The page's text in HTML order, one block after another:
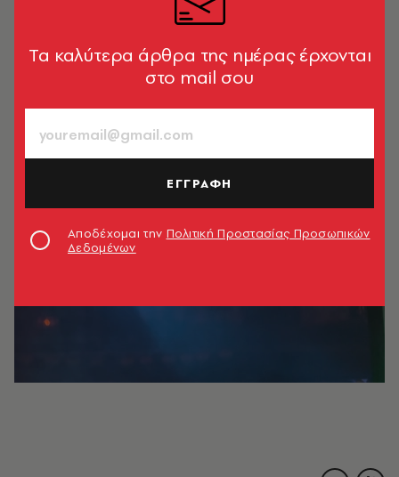
καταρρίπτει τους κανόνες της κοινωνίας, να
Γιάννης Χ. Παπαδόπουλος
948
Tα καλύτερα άρθρα της ημέρας έρχονται
στο mail σου
ΕΓΓΡΑΦΗ
Αποδέχομαι την Πολιτική Προστασίας Προσωπικών
Δεδομένων